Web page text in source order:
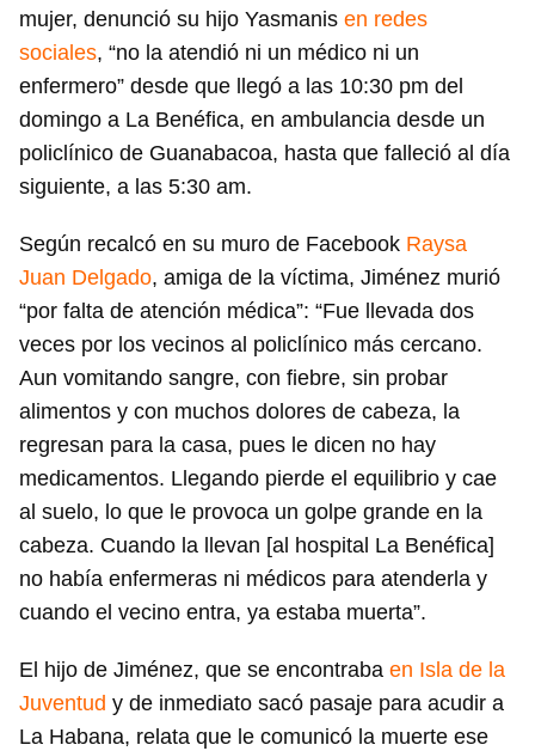
mujer, denunció su hijo Yasmanis en redes
sociales, “no la atendió ni un médico ni un
enfermero” desde que llegó a las 10:30 pm del
domingo a La Benéfica, en ambulancia desde un
policlínico de Guanabacoa, hasta que falleció al día
siguiente, a las 5:30 am.
Según recalcó en su muro de Facebook Raysa
Juan Delgado, amiga de la víctima, Jiménez murió
“por falta de atención médica”: “Fue llevada dos
veces por los vecinos al policlínico más cercano.
Aun vomitando sangre, con fiebre, sin probar
alimentos y con muchos dolores de cabeza, la
regresan para la casa, pues le dicen no hay
medicamentos. Llegando pierde el equilibrio y cae
al suelo, lo que le provoca un golpe grande en la
cabeza. Cuando la llevan [al hospital La Benéfica]
no había enfermeras ni médicos para atenderla y
cuando el vecino entra, ya estaba muerta”.
El hijo de Jiménez, que se encontraba en Isla de la
Juventud y de inmediato sacó pasaje para acudir a
La Habana, relata que le comunicó la muerte ese